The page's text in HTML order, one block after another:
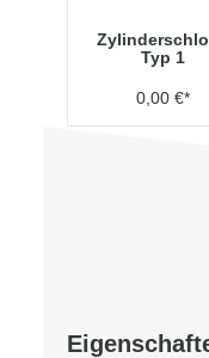
Typ 1
0,00 €*